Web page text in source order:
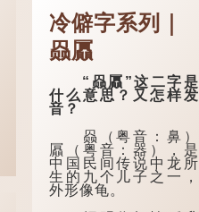
冷僻字系列｜
赑屭
“赑屭”这二字是
什么意思？又怎样发
音？
赑（粤音：鼻）
屭（粤音：器），是
中国民间传说中龙所
生的九个儿子之一，
外形像龟。